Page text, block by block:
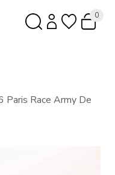
0
Paris Race Army De